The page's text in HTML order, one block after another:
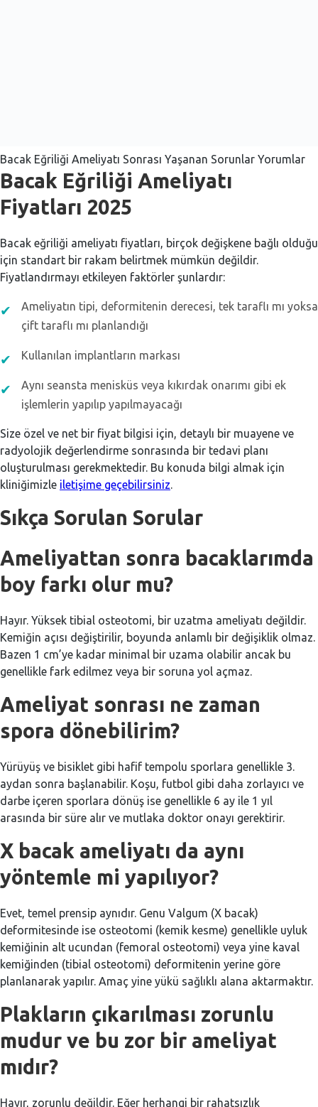
Bacak Eğriliği Ameliyatı Sonrası Yaşanan Sorunlar Yorumlar
Bacak Eğriliği Ameliyatı
Fiyatları 2025
Bacak eğriliği ameliyatı fiyatları, birçok değişkene bağlı olduğu
için standart bir rakam belirtmek mümkün değildir.
Fiyatlandırmayı etkileyen faktörler şunlardır:
Ameliyatın tipi, deformitenin derecesi, tek taraflı mı yoksa
çift taraflı mı planlandığı
Kullanılan implantların markası
Aynı seansta menisküs veya kıkırdak onarımı gibi ek
işlemlerin yapılıp yapılmayacağı
Size özel ve net bir fiyat bilgisi için, detaylı bir muayene ve
radyolojik değerlendirme sonrasında bir tedavi planı
oluşturulması gerekmektedir. Bu konuda bilgi almak için
kliniğimizle iletişime geçebilirsiniz
Sıkça Sorulan Sorular
Ameliyattan sonra bacaklarımda
boy farkı olur mu?
Hayır. Yüksek tibial osteotomi, bir uzatma ameliyatı değildir.
Kemiğin açısı değiştirilir, boyunda anlamlı bir değişiklik olmaz.
Bazen 1 cm’ye kadar minimal bir uzama olabilir ancak bu
genellikle fark edilmez veya bir soruna yol açmaz.
Ameliyat sonrası ne zaman
spora dönebilirim?
Yürüyüş ve bisiklet gibi hafif tempolu sporlara genellikle 3.
aydan sonra başlanabilir. Koşu, futbol gibi daha zorlayıcı ve
darbe içeren sporlara dönüş ise genellikle 6 ay ile 1 yıl
arasında bir süre alır ve mutlaka doktor onayı gerektirir.
X bacak ameliyatı da aynı
yöntemle mi yapılıyor?
Evet, temel prensip aynıdır. Genu Valgum (X bacak)
deformitesinde ise osteotomi (kemik kesme) genellikle uyluk
kemiğinin alt ucundan (femoral osteotomi) veya yine kaval
kemiğinden (tibial osteotomi) deformitenin yerine göre
planlanarak yapılır. Amaç yine yükü sağlıklı alana aktarmaktır.
Plakların çıkarılması zorunlu
mudur ve bu zor bir ameliyat
mıdır?
Hayır, zorunlu değildir. Eğer herhangi bir rahatsızlık